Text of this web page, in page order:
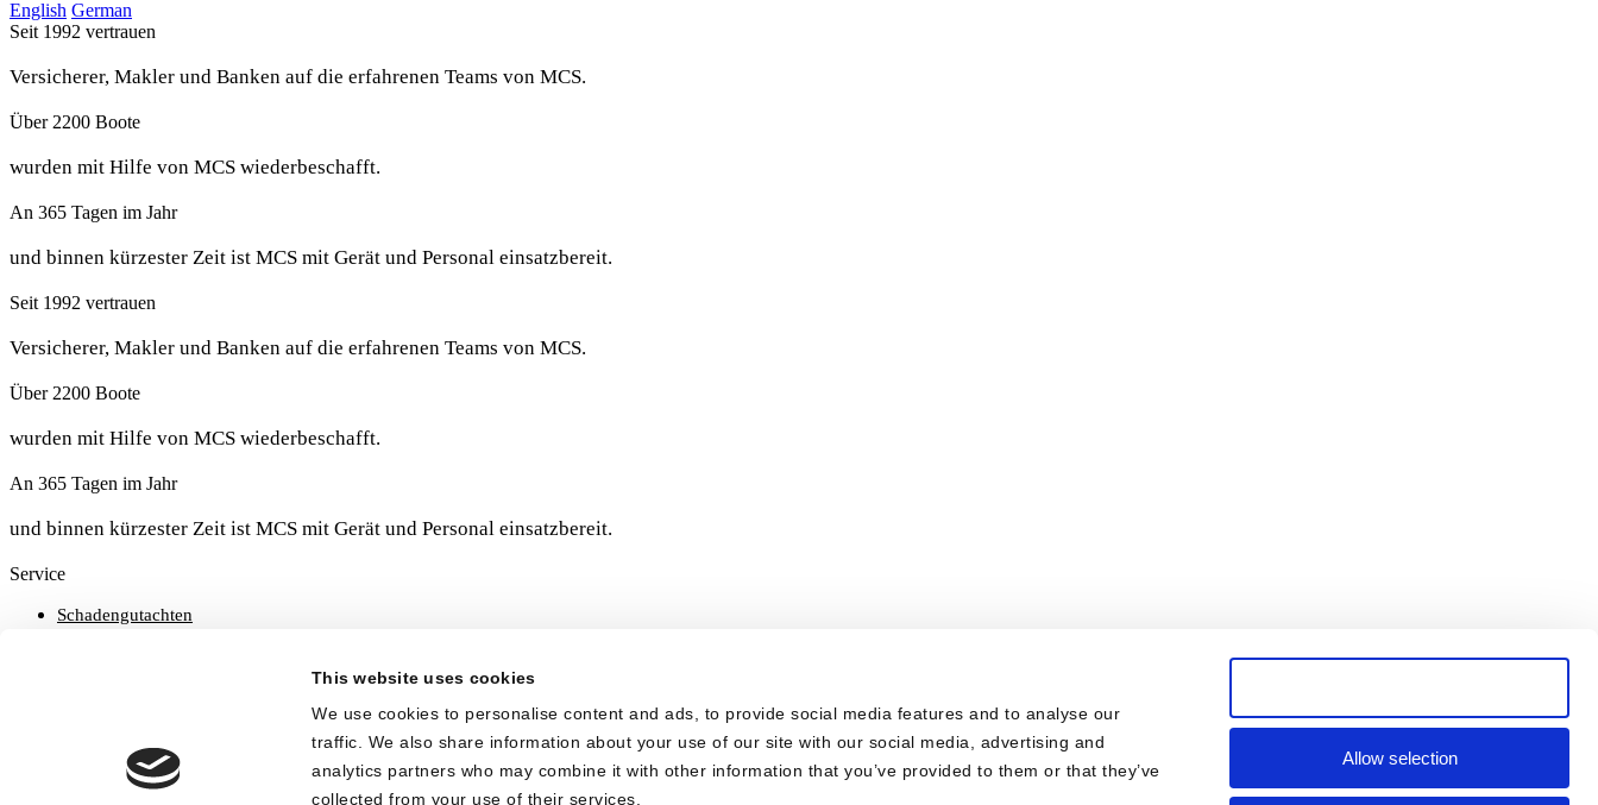
This website uses cookies
We use cookies to personalise content and ads, to provide social media features and to analyse our
traffic. We also share information about your use of our site with our social media, advertising and
analytics partners who may combine it with other information that you’ve provided to them or that they’ve
collected from your use of their services.
Allow selection
English German
Seit 1992 vertrauen
Versicherer, Makler und Banken auf die erfahrenen Teams von MCS.
Über 2200 Boote
wurden mit Hilfe von MCS wiederbeschafft.
An 365 Tagen im Jahr
und binnen kürzester Zeit ist MCS mit Gerät und Personal einsatzbereit.
Seit 1992 vertrauen
Versicherer, Makler und Banken auf die erfahrenen Teams von MCS.
Über 2200 Boote
wurden mit Hilfe von MCS wiederbeschafft.
An 365 Tagen im Jahr
und binnen kürzester Zeit ist MCS mit Gerät und Personal einsatzbereit.
Service
Schadengutachten
Niederlassungen